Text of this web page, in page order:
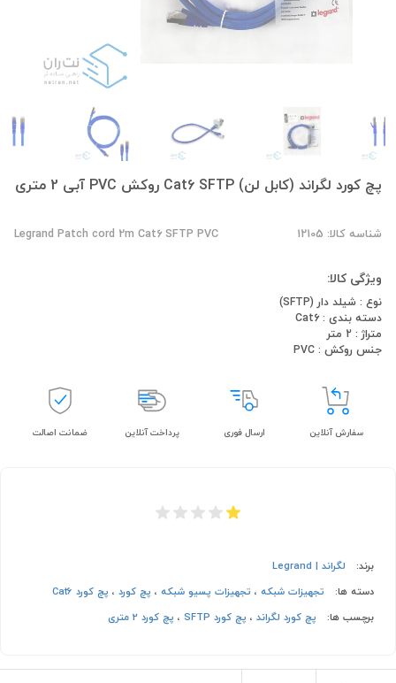
پچ کورد لگراند (کابل لن) Cat6 SFTP روکش PVC آبی 2 متری
شناسه کالا: 12105 Legrand Patch cord 2m Cat6 SFTP PVC
ویژگی کالا:
نوع : شیلد دار (SFTP)
دسته بندی : Cat6
متراژ : 2 متر
جنس روکش : PVC
سفارش آنلاین ارسال فوری پرداخت آنلاین ضمانت اصالت
برند:
لگراند | Legrand
دسته ها:
تجهیزات شبکه، تجهیزات پسیو شبکه، پچ کورد، پچ کورد Cat6
برچسب ها:
پچ کورد لگراند، پچ کورد SFTP ، پچ کورد 2 متری